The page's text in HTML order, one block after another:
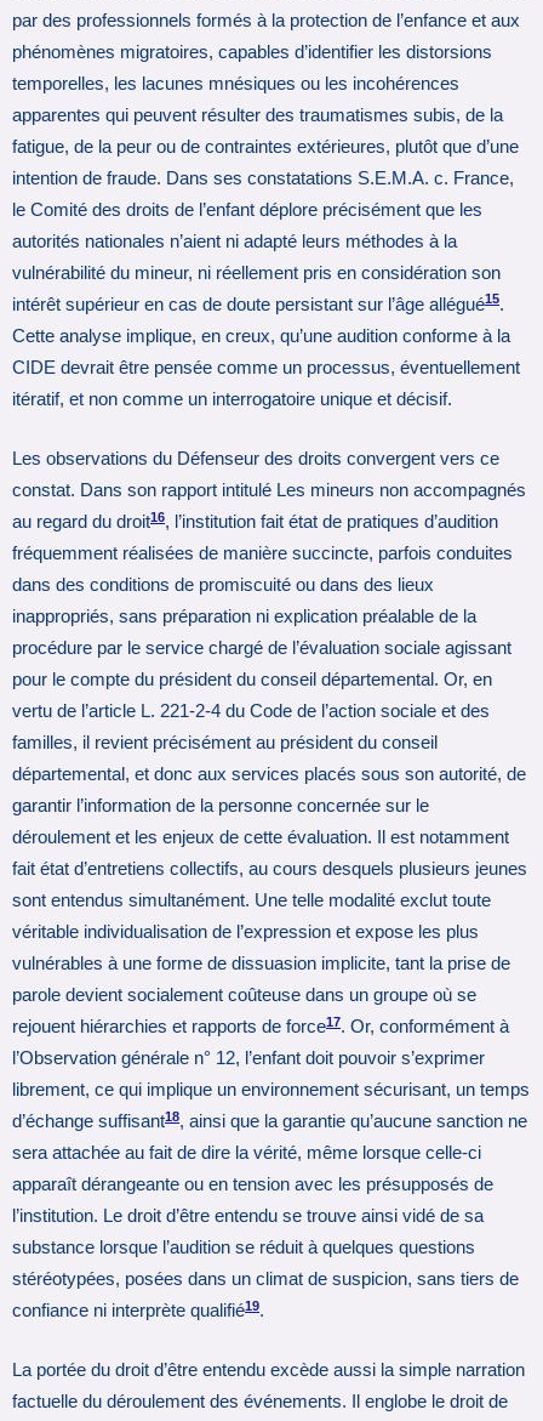
par des professionnels formés à la protection de l’enfance et aux
phénomènes migratoires, capables d’identifier les distorsions
temporelles, les lacunes mnésiques ou les incohérences
apparentes qui peuvent résulter des traumatismes subis, de la
fatigue, de la peur ou de contraintes extérieures, plutôt que d’une
intention de fraude. Dans ses constatations S.E.M.A. c. France,
le Comité des droits de l’enfant déplore précisément que les
autorités nationales n’aient ni adapté leurs méthodes à la
vulnérabilité du mineur, ni réellement pris en considération son
intérêt supérieur en cas de doute persistant sur l’âge allégué15.
Cette analyse implique, en creux, qu’une audition conforme à la
CIDE devrait être pensée comme un processus, éventuellement
itératif, et non comme un interrogatoire unique et décisif.
Les observations du Défenseur des droits convergent vers ce
constat. Dans son rapport intitulé Les mineurs non accompagnés
au regard du droit16, l’institution fait état de pratiques d’audition
fréquemment réalisées de manière succincte, parfois conduites
dans des conditions de promiscuité ou dans des lieux
inappropriés, sans préparation ni explication préalable de la
procédure par le service chargé de l’évaluation sociale agissant
pour le compte du président du conseil départemental. Or, en
vertu de l’article L. 221-2-4 du Code de l’action sociale et des
familles, il revient précisément au président du conseil
départemental, et donc aux services placés sous son autorité, de
garantir l’information de la personne concernée sur le
déroulement et les enjeux de cette évaluation. Il est notamment
fait état d’entretiens collectifs, au cours desquels plusieurs jeunes
sont entendus simultanément. Une telle modalité exclut toute
véritable individualisation de l’expression et expose les plus
vulnérables à une forme de dissuasion implicite, tant la prise de
parole devient socialement coûteuse dans un groupe où se
rejouent hiérarchies et rapports de force17. Or, conformément à
l’Observation générale n° 12, l’enfant doit pouvoir s’exprimer
librement, ce qui implique un environnement sécurisant, un temps
d’échange suffisant18, ainsi que la garantie qu’aucune sanction ne
sera attachée au fait de dire la vérité, même lorsque celle-ci
apparaît dérangeante ou en tension avec les présupposés de
l’institution. Le droit d’être entendu se trouve ainsi vidé de sa
substance lorsque l’audition se réduit à quelques questions
stéréotypées, posées dans un climat de suspicion, sans tiers de
confiance ni interprète qualifié19.
La portée du droit d’être entendu excède aussi la simple narration
factuelle du déroulement des événements. Il englobe le droit de